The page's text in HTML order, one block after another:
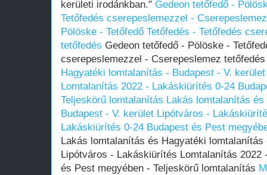
kerületi irodánkban." Gedeon tetőfedő -
Tetőfedés cserepeslemezzel -
Pölöske - Tetőfedő Tetőfedés - Tetőfedés
tetőfedés Gedeon tetőfedő - Pölöske -
cserepeslemezzel - Cserepeslemez
Hagyatéki lomtalanítás - Budapest - V.
Lomtalanítás‎ 2022 - Lakáskiürítés 0-24
Teljeskörű lomtalanítás Lakás lomtalanítás
Budapest - V. kerület Lipótváros -
Lakáskiürítés 0-24 Budapest és Pest
Lakás lomtalanítás és Hagyatéki lomtalanítás
Lipótváros - Lakáskiürítés Lomtalanítás‎ 2022
és Pest megyében‎ - Teljeskörű lomtalanítás